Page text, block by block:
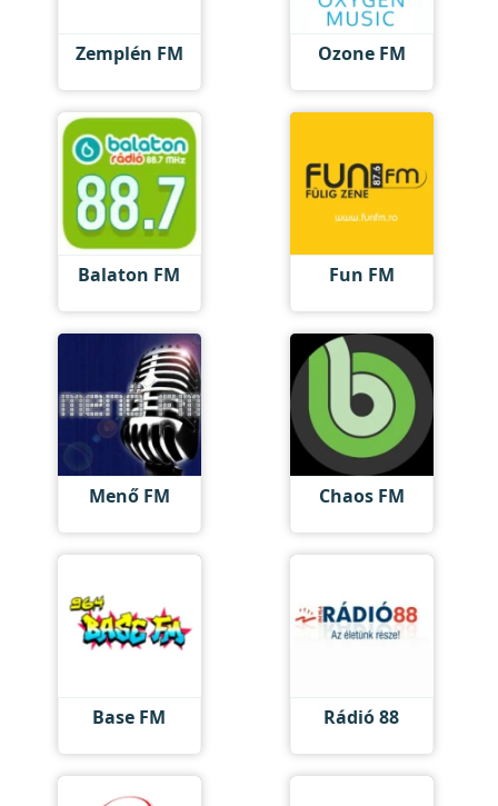
Zemplén FM Ozone FM
Balaton FM Fun FM
Menő FM Chaos FM
Base FM Rádió 88